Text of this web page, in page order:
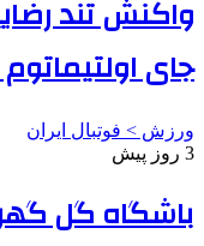
واکنش تند
جای
ورزش > فوتبال ایران
3 روز پیش
باشگاه گل